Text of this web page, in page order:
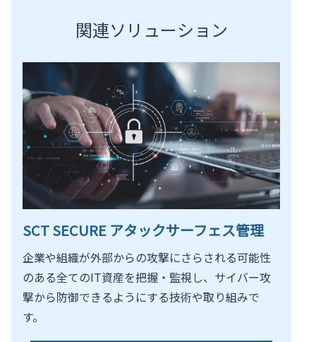
関連ソリューション
SCT SECURE アタックサーフェス管理
企業や組織が外部からの攻撃にさらされる可能性
のある全てのIT資産を把握・監視し、サイバー攻
撃から防御できるようにする技術や取り組みで
す。